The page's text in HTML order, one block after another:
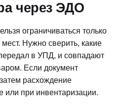
через ЭДО
ограничиваться только
Нужно сверить, какие
в УПД, и совпадают
Если документ
расхождение
или при инвентаризации.